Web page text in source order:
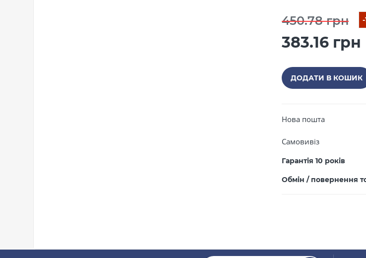
ПРОДОВЖИТИ
450.78 грн
383.16 грн
ДОДАТИ В КОШИК
Нова пошта
Самовивіз
Гарантія 10 років
Обмін / повернення